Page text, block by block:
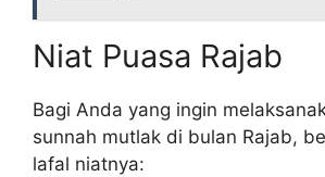
Niat Puasa Rajab
Bagi Anda yang ingin
sunnah mutlak di bulan Rajab,
lafal niatnya: